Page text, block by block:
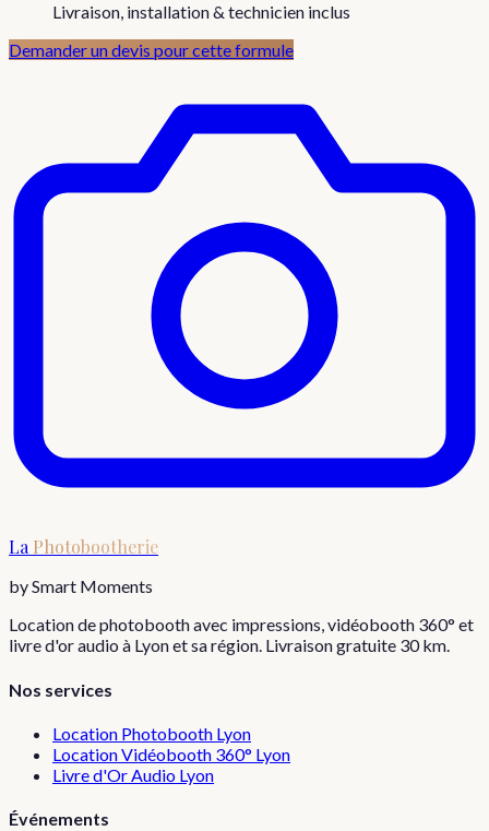
Livraison, installation & technicien inclus
Demander un devis pour cette formule
LaPhotobootherie
by Smart Moments
Location de photobooth avec impressions, vidéobooth 360° et
livre d'or audio à Lyon et sa région. Livraison gratuite 30 km.
Nos services
Location Photobooth Lyon
Location Vidéobooth 360° Lyon
Livre d'Or Audio Lyon
Événements